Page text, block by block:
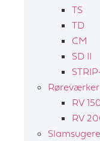
TS
TD
CM
SD II
Røreværker
RV
RV